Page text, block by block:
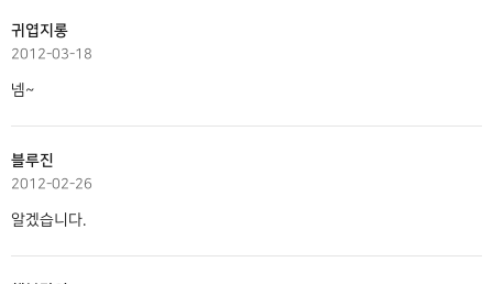
귀엽지롱
2012-03-18
넴~
블루진
2012-02-26
알겠습니다.